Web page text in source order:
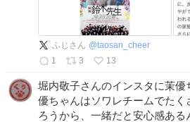
ふじさん @taosan_cheer
1
3 13
堀内敬子さんのインスタに茉
優ちゃんはソワレチームでた
ろうから、一緒だと安心感ある